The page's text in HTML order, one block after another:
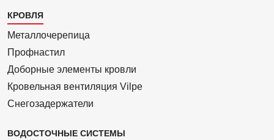
Каталог
1
КРОВЛЯ
Металлочерепица
Профнастил
Доборные элементы кровли
Кровельная вентиляция Vilpe
Снегозадержатели
ВОДОСТОЧНЫЕ СИСТЕМЫ